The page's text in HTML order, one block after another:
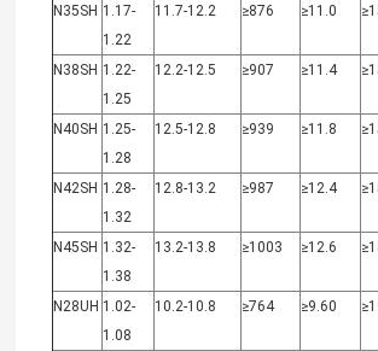
N35SH 1.17-
1.22
11.7-12.2 ≥876 ≥11.0
N38SH 1.22-
1.25
12.2-12.5 ≥907 ≥11.4
N40SH 1.25-
1.28
12.5-12.8 ≥939 ≥11.8
N42SH 1.28-
1.32
12.8-13.2 ≥987 ≥12.4
N45SH 1.32-
1.38
13.2-13.8 ≥1003 ≥12.6
N28UH 1.02-
1.08
10.2-10.8 ≥764 ≥9.60